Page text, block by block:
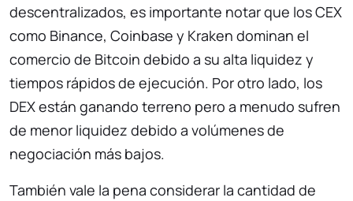
descentralizados, es importante notar que los CEX
como Binance, Coinbase y Kraken dominan el
comercio de Bitcoin debido a su alta liquidez y
tiempos rápidos de ejecución. Por otro lado, los
DEX están ganando terreno pero a menudo sufren
de menor liquidez debido a volúmenes de
negociación más bajos.
También vale la pena considerar la cantidad de